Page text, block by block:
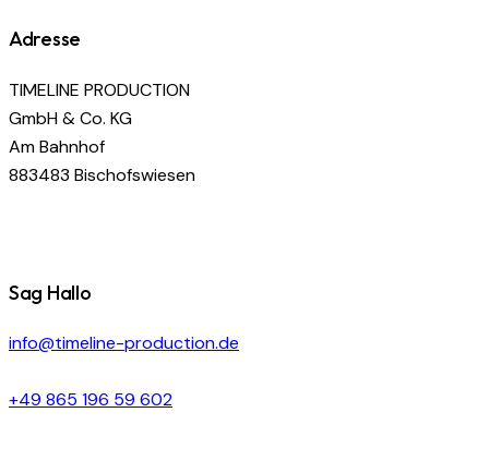
Adresse
TIMELINE PRODUCTION
GmbH & Co. KG
Am Bahnhof
883483 Bischofswiesen
Sag Hallo
info@timeline-production.de
+49 865 196 59 602